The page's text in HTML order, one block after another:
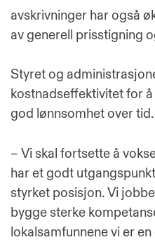
avskrivninger har også
av generell prisstigning
Styret og
kostnadseffektivitet for
god lønnsomhet over tid.
– Vi skal fortsette å
har et godt
styrket posisjon. Vi
bygge sterke
lokalsamfunnene vi er